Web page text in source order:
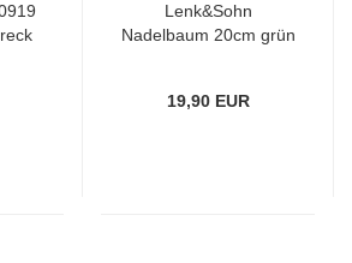
Lenk&Sohn
Nadelbaum 20cm grün
19,90 EUR